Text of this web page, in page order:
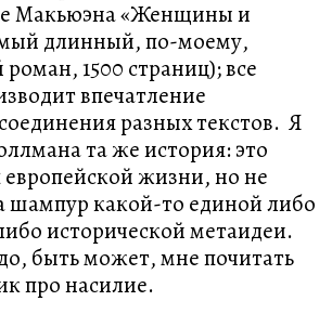
Макьюэна «Женщины и
длинный, по-моему,
1500 страниц); все
впечатление
разных текстов. Я
та же история: это
жизни, но не
шампур какой-то единой либо
исторической метаидеи.
быть может, мне почитать
про насилие.